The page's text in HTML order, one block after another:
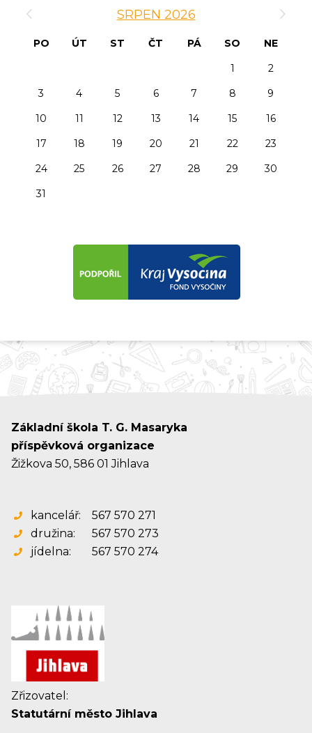
SRPEN 2026
PO ÚT ST ČT PÁ SO
NE
1
2
3
4 5 6 7 8
9
10
11 12 13 14 15
16
17
18 19 20 21 22
23
24
25 26 27 28 29
30
31
Základní škola T. G. Masaryka
příspěvková organizace
Žižkova 50, 586 01 Jihlava
kancelář:
567 570 271
družina:
567 570 273
jídelna:
567 570 274
Zřizovatel:
Statutární město Jihlava